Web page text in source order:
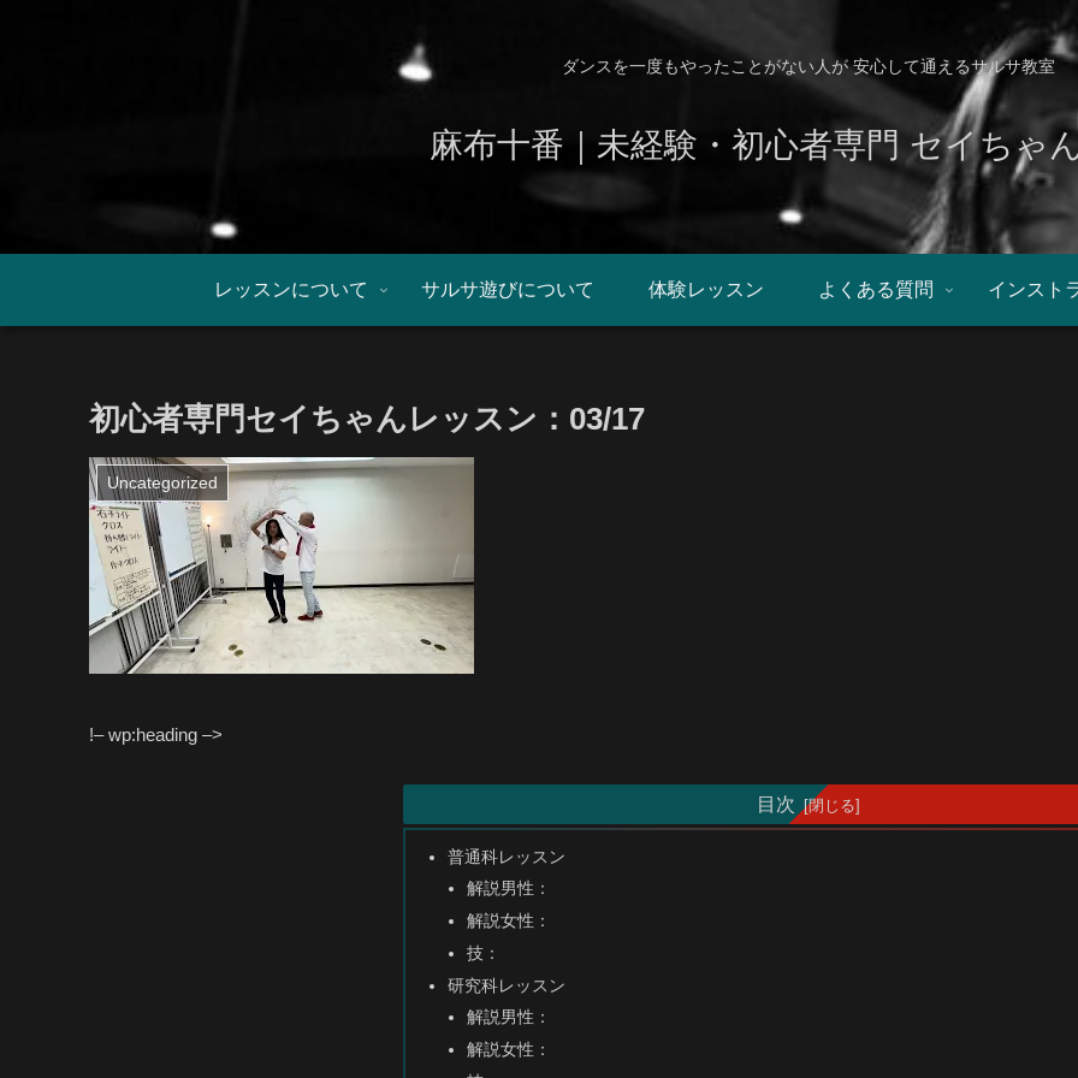
ダンスを一度もやったことがない人が 安心して通えるサルサ教室
麻布十番｜未経験・初心者専門 セイちゃ
レッスンについて サルサ遊びについて 体験レッスン よくある質問 インスト
初心者専門セイちゃんレッスン：03/17
Uncategorized
!– wp:heading –>
目次
普通科レッスン
解説男性：
解説女性：
技：
研究科レッスン
解説男性：
解説女性：